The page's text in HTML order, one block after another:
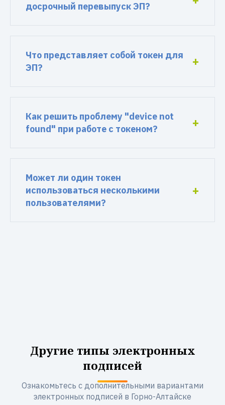
досрочный перевыпуск ЭП?
Что представляет собой токен для
ЭП?
Как решить проблему "device not
found" при работе с токеном?
Может ли один токен
использоваться несколькими
пользователями?
Другие типы электронных
подписей
Ознакомьтесь с дополнительными вариантами
электронных подписей в Горно-Алтайске